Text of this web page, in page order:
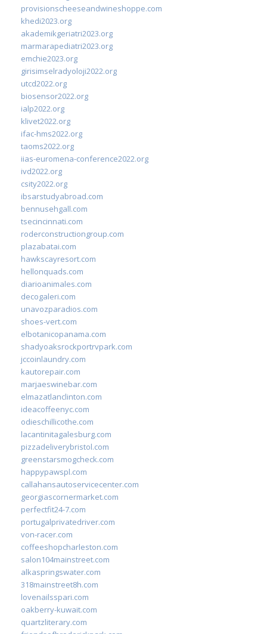
provisionscheeseandwineshoppe.com
khedi2023.org
akademikgeriatri2023.org
marmarapediatri2023.org
emchie2023.org
girisimselradyoloji2022.org
utcd2022.org
biosensor2022.org
ialp2022.org
klivet2022.org
ifac-hms2022.org
taoms2022.org
iias-euromena-conference2022.org
ivd2022.org
csity2022.org
ibsarstudyabroad.com
bennusehgall.com
tsecincinnati.com
roderconstructiongroup.com
plazabatai.com
hawkscayresort.com
hellonquads.com
diarioanimales.com
decogaleri.com
unavozparadios.com
shoes-vert.com
elbotanicopanama.com
shadyoaksrockportrvpark.com
jccoinlaundry.com
kautorepair.com
marjaeswinebar.com
elmazatlanclinton.com
ideacoffeenyc.com
odieschillicothe.com
lacantinitagalesburg.com
pizzadeliverybristol.com
greenstarsmogcheck.com
happypawspl.com
callahansautoservicecenter.com
georgiascornermarket.com
perfectfit24-7.com
portugalprivatedriver.com
von-racer.com
coffeeshopcharleston.com
salon104mainstreet.com
alkaspringswater.com
318mainstreet8h.com
lovenailsspari.com
oakberry-kuwait.com
quartzliterary.com